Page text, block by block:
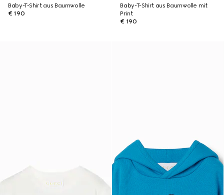
Baby-T-Shirt aus Baumwolle
€ 190
Baby-T-Shirt aus Baumwolle mit
Print
€ 190